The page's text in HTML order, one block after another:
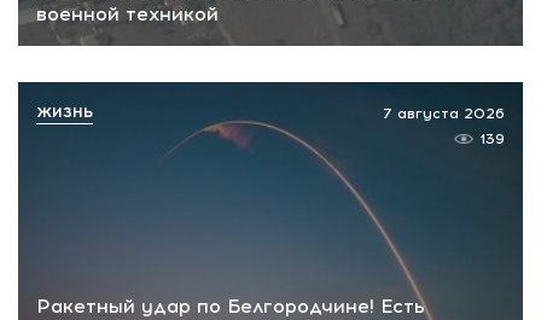
военной техникой
Ракетный удар по Белгородчине! Есть
7 августа 2026
139
ЖИЗНЬ